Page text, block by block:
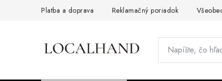
Platba a doprava Reklamačný poriadok